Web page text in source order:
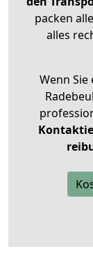
packen
alles
Wenn Sie